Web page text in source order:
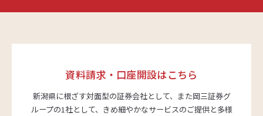
資料請求・口座開設はこちら
新潟県に根ざす対面型の証券会社として、また岡三証券グ
ループの1社として、 きめ細やかなサービスのご提供と多様